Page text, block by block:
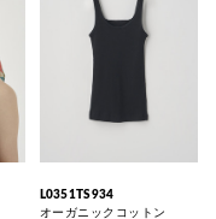
L0351TS934
オーガニックコットン